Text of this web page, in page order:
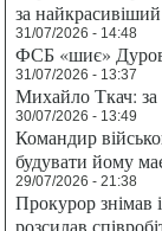
за
31/07/2026 - 14:48
ФСБ «шиє»
31/07/2026 - 13:37
Михайло Ткач: за
30/07/2026 - 13:49
Командир
будувати йому
29/07/2026 - 21:38
Прокурор знімав
розсилав